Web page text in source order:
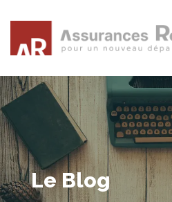
Le Blog